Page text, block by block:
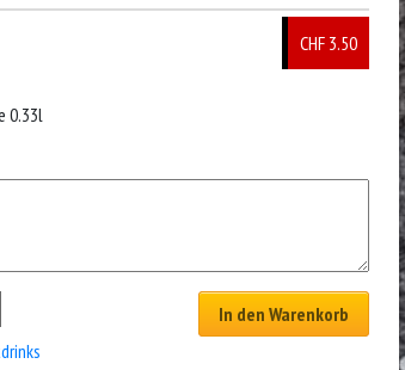
CHF 3.50
0.33l
In den Warenkorb